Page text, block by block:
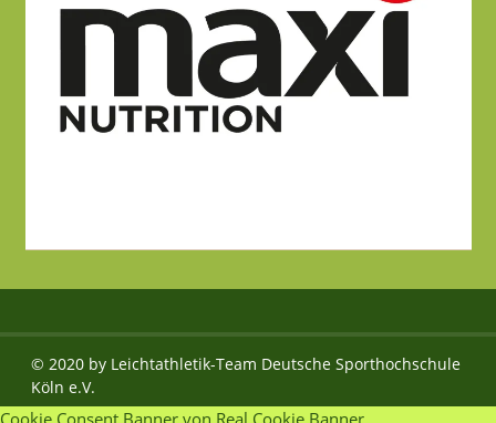
© 2020 by Leichtathletik-Team Deutsche Sporthochschule
Köln e.V.
Cookie Consent Banner von Real Cookie Banner